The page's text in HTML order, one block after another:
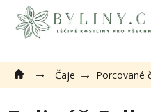
obsah
Čaje Porcované